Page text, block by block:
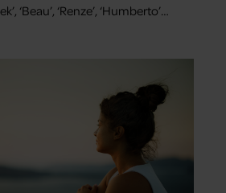
‘Beau’, ‘Renze’, ‘Humberto’